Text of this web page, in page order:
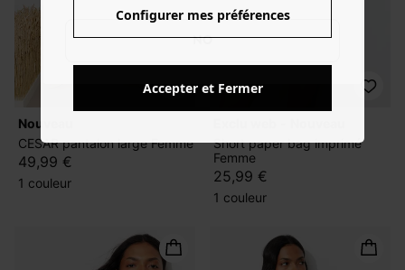
NO
nouveau
CESAR pantalon large Femme
49,99 €
1 couleur
Short paper bag imprimé
Femme
25,99 €
1 couleur
Configurer mes préférences
Accepter et Fermer